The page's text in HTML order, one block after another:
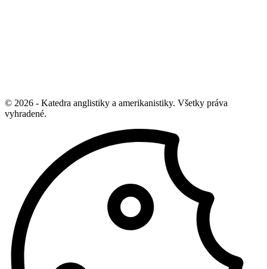
© 2026 - Katedra anglistiky a amerikanistiky. Všetky práva
vyhradené.